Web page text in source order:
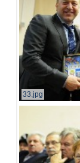
33.jpg